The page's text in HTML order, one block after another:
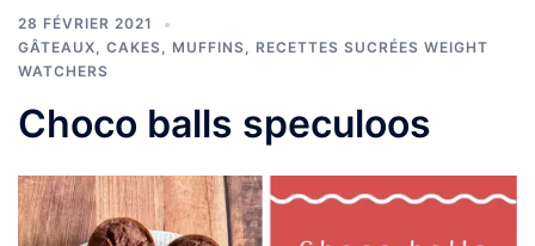
28 FÉVRIER 2021
GÂTEAUX, CAKES, MUFFINS, RECETTES SUCRÉES WEIGHT
WATCHERS
Choco balls speculoos